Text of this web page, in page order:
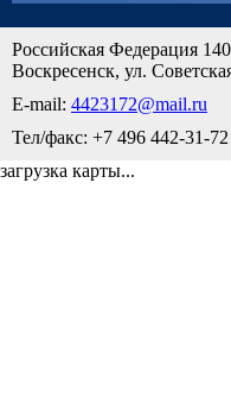
Российская Федерация
Воскресенск, ул.
E-mail: 4423172@mail.ru
Тел/факс: +7 496 442-31-72
загрузка карты...